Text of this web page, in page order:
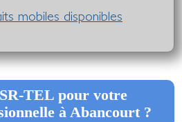
mobiles disponibles
TEL pour votre
à Abancourt ?